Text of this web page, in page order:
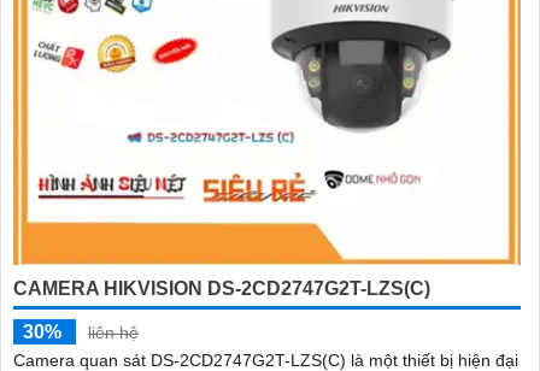
CAMERA HIKVISION DS-2CD2747G2T-LZS(C)
30%
liên hệ
Camera quan sát DS-2CD2747G2T-LZS(C) là một thiết bị hiện đại